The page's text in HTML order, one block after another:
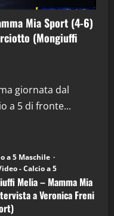
Mia Sport (4-6)
(Mongiuffi
giornata dal
a 5 di fronte...
a 5 Maschile
- Calcio a 5
Melia – Mamma Mia
a Veronica Freni
Podcast: 29^ Puntata
2026)
Podcast: 28^ Puntata
2026)